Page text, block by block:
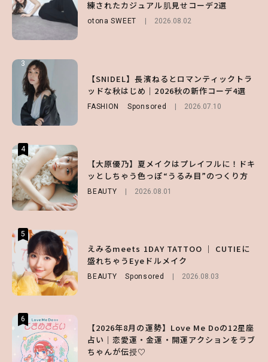
練されたカジュアル肌見せコーデ2選
otona SWEET 2026.08.02
3
【SNIDEL】長濱ねるとロマンティックトラ
ッドな秋はじめ｜2026秋の新作コーデ4選
FASHION Sponsored 2026.07.10
4
【大原優乃】夏メイクはプレイフルに！ドキ
ッとしちゃう色っぽ“うるみ目”のつくり方
BEAUTY 2026.08.01
5
えみるmeets 1DAY TATTOO ｜ CUTIEに
盛れちゃうEyeドルメイク
BEAUTY Sponsored 2026.08.03
6
【2026年8月の運勢】Love Me Doの12星座
占い｜恋愛運・金運・開運アクションをラブ
ちゃんが伝授♡
ッとしちゃう色っぽ“うるみ目”のつくり方
BEAUTY 2026.08.01
3
キープの秘訣や夏の過ごし方など独占インタ
ビュー！
ENTERTAINMENT 2026.07.31
4
る⁉ 39店舗限定『My フルーツ³ フラペチー
ノ®』を徹底レポ♡
5
【ALD1】グループの魅力＆素顔に迫る♡ 一
問一答をお届け！【sweet web独占】
ENTERTAINMENT 2026.08.03
6
【SNIDEL】長濱ねるとロマンティックトラ
ッドな秋はじめ｜2026秋の新作コーデ4選
い味方！【オトナミューズ9月号増刊】
2026.07.12
3
げなく肌見せ！透け感のニュアンスを楽しめ
るマストハブアイテム4選
4
第1弾の気になるメニュー＆限定グッズを総
チェック！
5
【夏ヘアのくずれ・うねりに】ヘアメイク夢
月直伝♡ ドライシャンプー「バティスト」
を使ったプロ級スタイリング3選
Sponsored
6
【GU】夏の“主役級”アイテム決定！ヘルシ
ー＆可愛すぎる「大人の肌見せ」トップス3
選